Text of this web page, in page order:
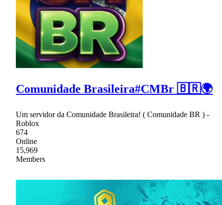
Comunidade Brasileira#CMBr 🇧🇷🌍
Um servidor da Comunidade Brasileira! ( Comunidade BR ) -
Roblox
674
Online
15,969
Members